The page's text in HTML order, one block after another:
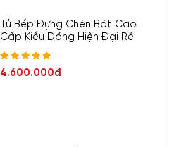
Tủ Bếp Đựng Chén Bát Cao
Cấp Kiểu Dáng Hiện Đại Rẻ
4.600.000đ